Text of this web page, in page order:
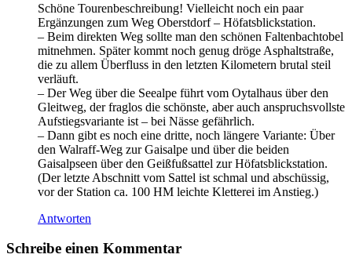
Schöne Tourenbeschreibung! Vielleicht noch ein paar
Ergänzungen zum Weg Oberstdorf – Höfatsblickstation.
– Beim direkten Weg sollte man den schönen Faltenbachtobel
mitnehmen. Später kommt noch genug dröge Asphaltstraße,
die zu allem Überfluss in den letzten Kilometern brutal steil
verläuft.
– Der Weg über die Seealpe führt vom Oytalhaus über den
Gleitweg, der fraglos die schönste, aber auch anspruchsvollste
Aufstiegsvariante ist – bei Nässe gefährlich.
– Dann gibt es noch eine dritte, noch längere Variante: Über
den Walraff-Weg zur Gaisalpe und über die beiden
Gaisalpseen über den Geißfußsattel zur Höfatsblickstation.
(Der letzte Abschnitt vom Sattel ist schmal und abschüssig,
vor der Station ca. 100 HM leichte Kletterei im Anstieg.)
Antworten
Schreibe einen Kommentar